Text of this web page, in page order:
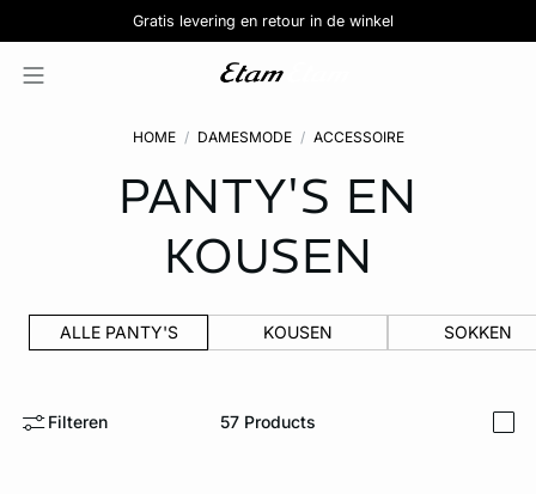
Kleine prijzen : vanaf €5,99Ontdek de selectie
De mooie slipjes : 5 voor €39,99 Ontdek de selectie
-30% op de figuurcorrigerende lingeriePure Perfect
Gratis levering en retour in de winkel
HOME DAMESMODE ACCESSOIRE
PANTY'S EN
KOUSEN
ALLE PANTY'S KOUSEN SOKKEN
Filteren 57 Products